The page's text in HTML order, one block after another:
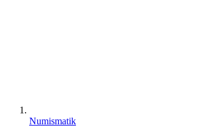
Numismatik